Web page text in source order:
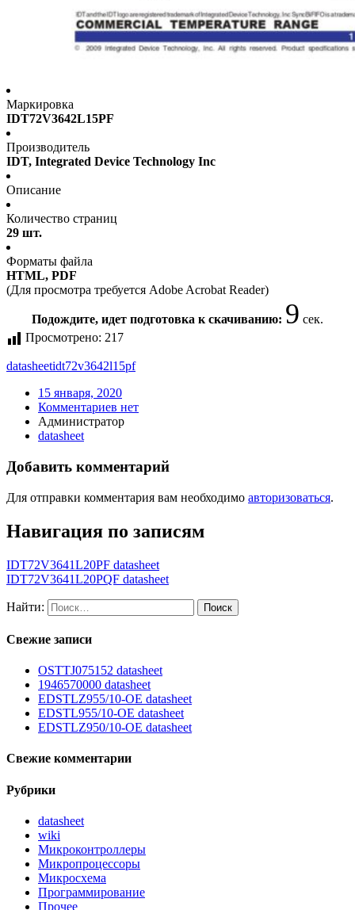
Маркировка
IDT72V3642L15PF
Производитель
IDT, Integrated Device Technology Inc
Описание
Количество страниц
29 шт.
Форматы файла
HTML, PDF
(Для просмотра требуется Adobe Acrobat Reader)
Подождите, идет подготовка к скачиванию: 9 сек.
Просмотрено: 217
datasheetidt72v3642l15pf
15 января, 2020
Комментариев нет
Администратор
datasheet
Добавить комментарий
Для отправки комментария вам необходимо авторизоваться.
Навигация по записям
IDT72V3641L20PF datasheet
IDT72V3641L20PQF datasheet
Найти:
Свежие записи
OSTTJ075152 datasheet
1946570000 datasheet
EDSTLZ955/10-OE datasheet
EDSTL955/10-OE datasheet
EDSTLZ950/10-OE datasheet
Свежие комментарии
Рубрики
datasheet
wiki
Микроконтроллеры
Микропроцессоры
Микросхема
Программирование
Прочее